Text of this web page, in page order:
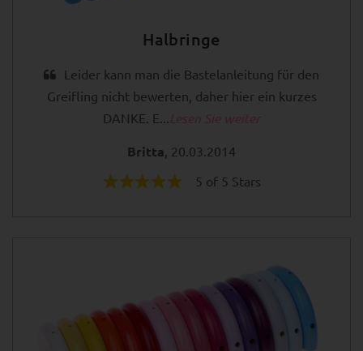
Halbringe
Leider kann man die Bastelanleitung für den
Greifling nicht bewerten, daher hier ein kurzes
DANKE. E...
Britta , 20.03.2014
5 of 5 Stars